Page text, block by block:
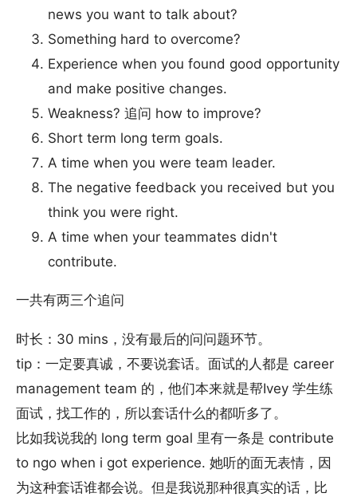
news you want to talk about?
Something hard to overcome?
Experience when you found good opportunity
and make positive changes.
Weakness? 追问 how to improve?
Short term long term goals.
A time when you were team leader.
The negative feedback you received but you
think you were right.
A time when your teammates didn't
contribute.
一共有两三个追问
时长：30 mins，没有最后的问问题环节。
tip：一定要真诚，不要说套话。面试的人都是 career
management team 的，他们本来就是帮Ivey 学生练
面试，找工作的，所以套话什么的都听多了。
比如我说我的 long term goal 里有一条是 contribute
to ngo when i got experience. 她听的面无表情，因
为这种套话谁都会说。但是我说那种很真实的话，比